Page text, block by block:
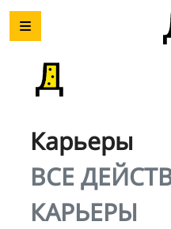
Карьеры
ВСЕ
КАРЬЕРЫ